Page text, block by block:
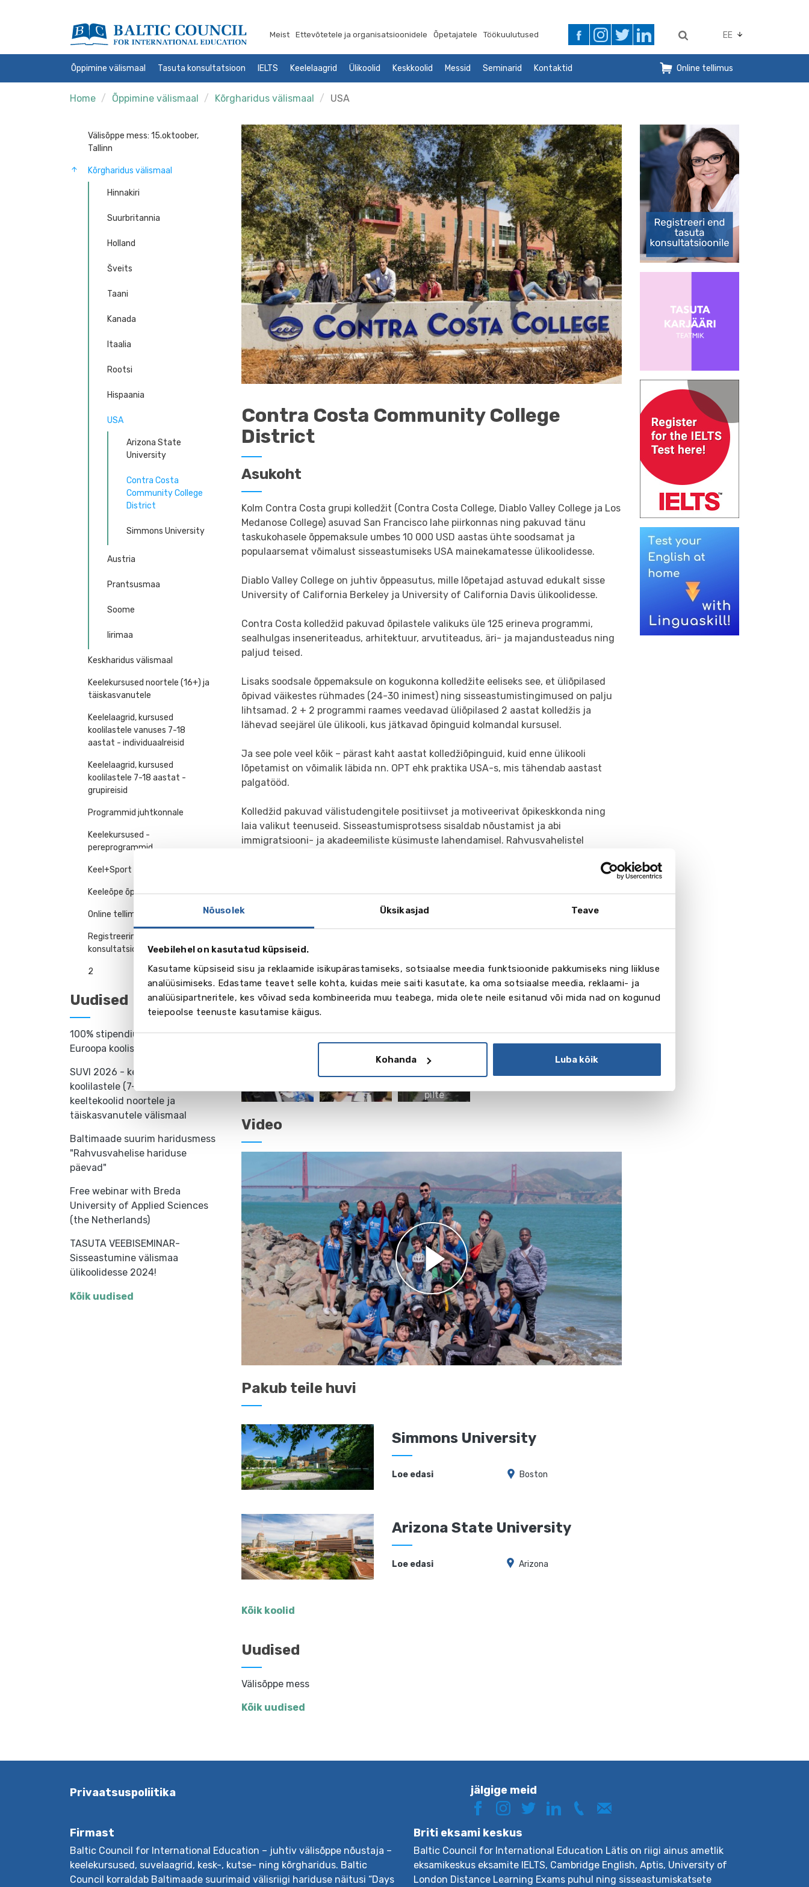
Nõusolek Üksikasjad Teave
Veebilehel on kasutatud küpsiseid.
Kasutame küpsiseid sisu ja reklaamide isikupärastamiseks, sotsiaalse meedia funktsioonide pakkumiseks ning liikluse
analüüsimiseks. Edastame teavet selle kohta, kuidas meie saiti kasutate, ka oma sotsiaalse meedia, reklaami- ja
analüüsipartneritele, kes võivad seda kombineerida muu teabega, mida olete neile esitanud või mida nad on kogunud
teiepoolse teenuste kasutamise käigus.
Kohanda Luba kõik
Meist Ettevõtetele ja organisatsioonidele Õpetajatele Töökuulutused EE
Õppimine välismaal Tasuta konsultatsioon IELTS Keelelaagrid Ülikoolid Keskkoolid Messid Seminarid Kontaktid Online tellimus
Home Õppimine välismaal Kõrgharidus välismaal USA
Välisõppe mess: 15.oktoober,
Tallinn
Kõrgharidus välismaal
Hinnakiri
Suurbritannia
Holland
Šveits
Taani
Kanada
Itaalia
Rootsi
Hispaania
USA
Arizona State
University
Contra Costa
Community College
District
Simmons University
Austria
Prantsusmaa
Soome
Iirimaa
Keskharidus välismaal
Keelekursused noortele (16+) ja
täiskasvanutele
Keelelaagrid, kursused
koolilastele vanuses 7-18
aastat - individuaalreisid
Keelelaagrid, kursused
koolilastele 7-18 aastat -
grupireisid
Programmid juhtkonnale
Keelekursused -
pereprogrammid
Keel+Sport
Keeleõpe õpetaja juures
Online tellimus
Registreerimine
konsultatsioonile
2
Uudised
100% stipendiumit ühes parimas
Euroopa koolis
SUVI 2026 - keelelaagrid
koolilastele (7-18 aastat) ja
keeltekoolid noortele ja
täiskasvanutele välismaal
Baltimaade suurim haridusmess
"Rahvusvahelise hariduse
päevad"
Free webinar with Breda
University of Applied Sciences
(the Netherlands)
TASUTA VEEBISEMINAR-
Sisseastumine välismaa
ülikoolidesse 2024!
Kõik uudised
Contra Costa Community College
District
Asukoht
Kolm Contra Costa grupi kolledžit (Contra Costa College, Diablo Valley College ja Los
Medanose College) asuvad San Francisco lahe piirkonnas ning pakuvad tänu
taskukohasele õppemaksule umbes 10 000 USD aastas ühte soodsamat ja
populaarsemat võimalust sisseastumiseks USA mainekamatesse ülikoolidesse.
Diablo Valley College on juhtiv õppeasutus, mille lõpetajad astuvad edukalt sisse
University of California Berkeley ja University of California Davis ülikoolidesse.
Contra Costa kolledžid pakuvad õpilastele valikuks üle 125 erineva programmi,
sealhulgas inseneriteadus, arhitektuur, arvutiteadus, äri- ja majandusteadus ning
paljud teised.
Lisaks soodsale õppemaksule on kogukonna kolledžite eeliseks see, et üliõpilased
õpivad väikestes rühmades (24-30 inimest) ning sisseastumistingimused on palju
lihtsamad. 2 + 2 programmi raames veedavad üliõpilased 2 aastat kolledžis ja
lähevad seejärel üle ülikooli, kus jätkavad õpinguid kolmandal kursusel.
Ja see pole veel kõik – pärast kaht aastat kolledžiõpinguid, kuid enne ülikooli
lõpetamist on võimalik läbida nn. OPT ehk praktika USA-s, mis tähendab aastast
palgatööd.
Kolledžid pakuvad välistudengitele positiivset ja motiveerivat õpikeskkonda ning
laia valikut teenuseid. Sisseastumisprotsess sisaldab nõustamist ja abi
immigratsiooni- ja akadeemiliste küsimuste lahendamisel. Rahvusvahelistel
Fotogalerii
rohkem
4
pilte
Video
Pakub teile huvi
Simmons University
Loe edasi Boston
Arizona State University
Loe edasi Arizona
Kõik koolid
Uudised
Välisõppe mess
Kõik uudised
Privaatsuspoliitika jälgige meid
Firmast
Baltic Council for International Education – juhtiv välisõppe nõustaja –
keelekursused, suvelaagrid, kesk-, kutse- ning kõrgharidus. Baltic
Council korraldab Baltimaade suurimaid välisriigi hariduse näitusi “Days
Briti eksami keskus
Baltic Council for International Education Lätis on riigi ainus ametlik
eksamikeskus eksamite IELTS, Cambridge English, Aptis, University of
London Distance Learning Exams puhul ning sisseastumiskatsete